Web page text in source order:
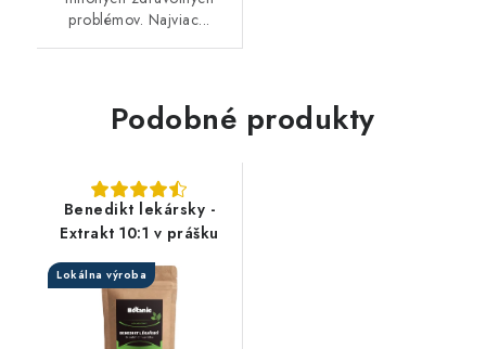
problémov. Najviac...
Podobné produkty
Benedikt lekársky -
Extrakt 10:1 v prášku
Lokálna výroba